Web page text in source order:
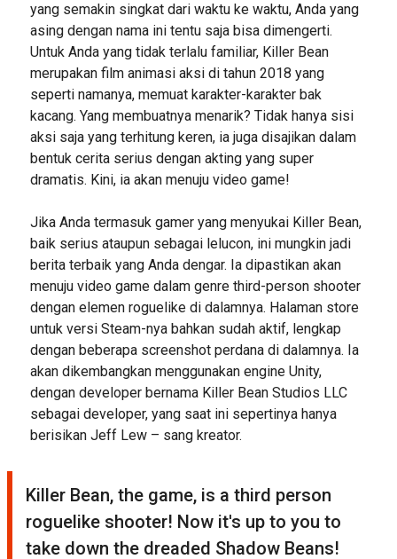
yang semakin singkat dari waktu ke waktu, Anda yang
asing dengan nama ini tentu saja bisa dimengerti.
Untuk Anda yang tidak terlalu familiar, Killer Bean
merupakan film animasi aksi di tahun 2018 yang
seperti namanya, memuat karakter-karakter bak
kacang. Yang membuatnya menarik? Tidak hanya sisi
aksi saja yang terhitung keren, ia juga disajikan dalam
bentuk cerita serius dengan akting yang super
dramatis. Kini, ia akan menuju video game!
Jika Anda termasuk gamer yang menyukai Killer Bean,
baik serius ataupun sebagai lelucon, ini mungkin jadi
berita terbaik yang Anda dengar. Ia dipastikan akan
menuju video game dalam genre third-person shooter
dengan elemen roguelike di dalamnya. Halaman store
untuk versi Steam-nya bahkan sudah aktif, lengkap
dengan beberapa screenshot perdana di dalamnya. Ia
akan dikembangkan menggunakan engine Unity,
dengan developer bernama Killer Bean Studios LLC
sebagai developer, yang saat ini sepertinya hanya
berisikan Jeff Lew – sang kreator.
Killer Bean, the game, is a third person
roguelike shooter! Now it's up to you to
take down the dreaded Shadow Beans!